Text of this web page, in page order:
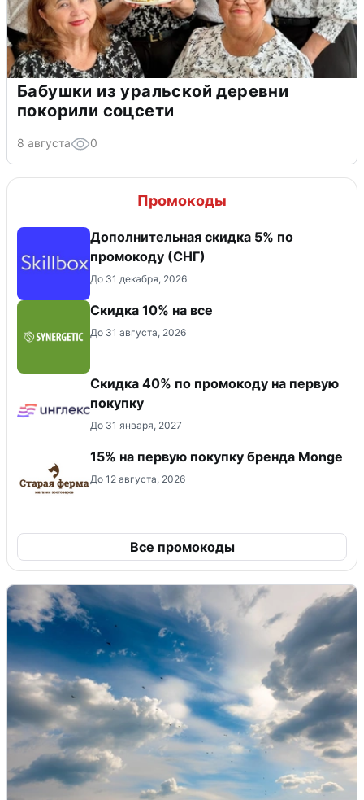
Бабушки из уральской деревни
покорили соцсети
8 августа 0
Промокоды
Дополнительная скидка 5% по
промокоду (СНГ)
До 31 декабря, 2026
Скидка 10% на все
До 31 августа, 2026
Скидка 40% по промокоду на первую
покупку
До 31 января, 2027
15% на первую покупку бренда Monge
До 12 августа, 2026
Все промокоды